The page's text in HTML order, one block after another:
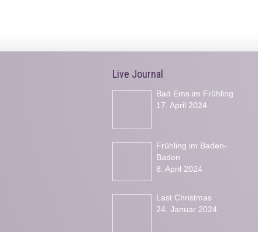
Live Journal
Bad Ems im Frühling
17. April 2024
Frühling im Baden-
Baden
8. April 2024
Last Christmas
24. Januar 2024